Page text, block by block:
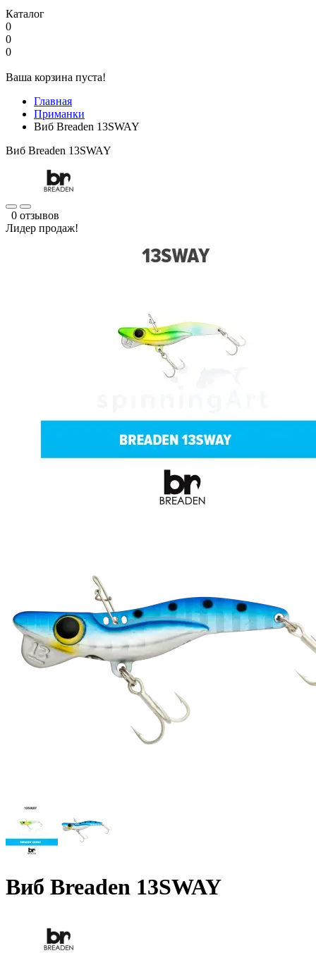
Каталог
0
0
0
Ваша корзина пуста!
Главная
Приманки
Виб Breaden 13SWAY
Виб Breaden 13SWAY
0 отзывов
Лидер продаж!
Виб Breaden 13SWAY